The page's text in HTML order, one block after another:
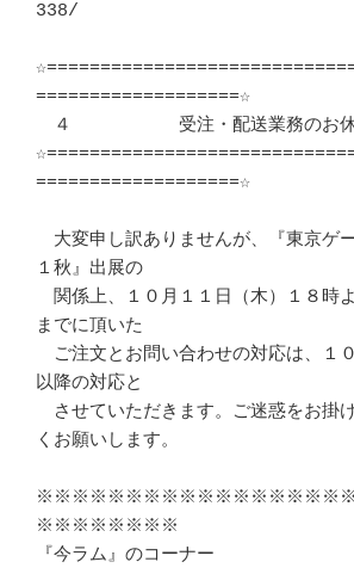
338/
===================☆
４　　　　　　受注・配送業務のお
===================☆
大変申し訳ありませんが、『東京ゲ
１秋』出展の
関係上、１０月１１日（木）１８時
までに頂いた
ご注文とお問い合わせの対応は、１
以降の対応と
させていただきます。ご迷惑をお掛
くお願いします。
※※※※※※※※
『今ラム』のコーナー